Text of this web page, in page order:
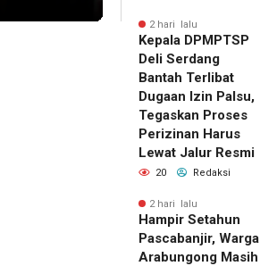
2 hari lalu
Kepala DPMPTSP
Deli Serdang
Bantah Terlibat
Dugaan Izin Palsu,
Tegaskan Proses
Perizinan Harus
Lewat Jalur Resmi
20 Redaksi
2 hari lalu
Hampir Setahun
Pascabanjir, Warga
Arabungong Masih